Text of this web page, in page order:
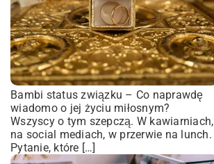
Bambi status związku – Co naprawdę
wiadomo o jej życiu miłosnym?
Wszyscy o tym szepczą. W kawiarniach,
na social mediach, w przerwie na lunch.
Pytanie, które […]